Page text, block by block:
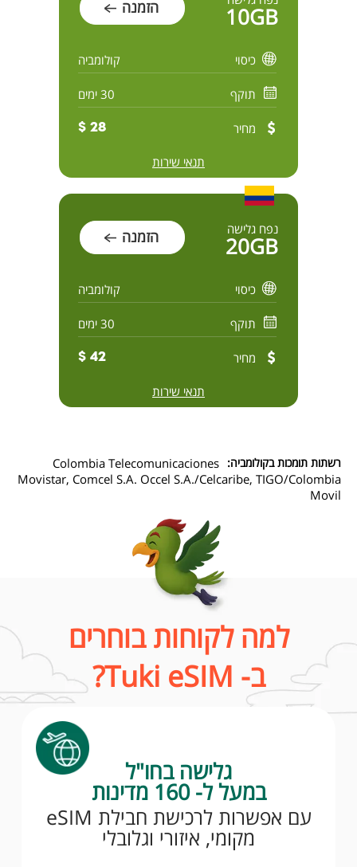
10GB הזמנה
כיסוי קולומביה
תוקף 30 ימים
מחיר 28 $
תנאי שירות
נפח גלישה
20GB הזמנה
כיסוי קולומביה
תוקף 30 ימים
מחיר 42 $
תנאי שירות
רשתות תומכות בקולומביה: Colombia Telecomunicaciones
Movistar, Comcel S.A. Occel S.A./Celcaribe, TIGO/Colombia
Movil
למה לקוחות בוחרים
ב- Tuki eSIM?
גלישה בחו"ל
במעל ל- 160 מדינות
עם אפשרות לרכישת חבילת eSIM
מקומי, איזורי וגלובלי